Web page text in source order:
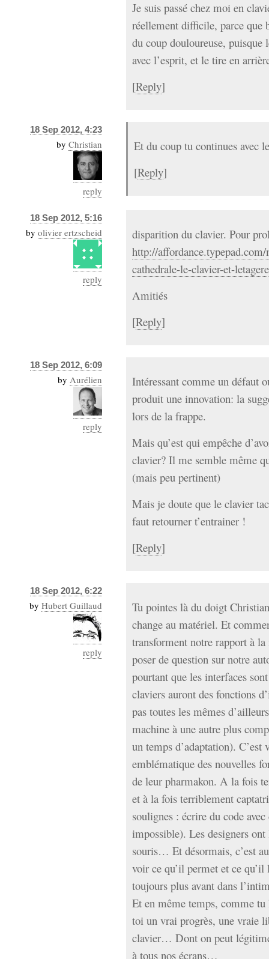
Je suis passé chez moi en
réellement difficile, parce que
du coup douloureuse, puisque
avec l’esprit, et le tire en
[Reply]
18 Sep 2012, 4:23
by Christian
reply
Et du coup tu continues avec
[Reply]
18 Sep 2012, 5:16
by olivier ertzscheid
reply
disparition du clavier. Pour
http://
cathedrale-le-clavier-et-
Amitiés
[Reply]
18 Sep 2012, 6:09
by Aurélien
reply
Intéressant comme un défaut
produit une innovation: la
lors de la frappe.
Mais qu’est qui empêche
clavier? Il me semble même
(mais peu pertinent)
Mais je doute que le clavier
faut retourner t’entrainer !
[Reply]
18 Sep 2012, 6:22
by Hubert Guillaud
reply
Tu pointes là du doigt
change au matériel. Et
transforment notre rapport à
poser de question sur notre
pourtant que les interfaces
claviers auront des fonctions
pas toutes les mêmes
machine à une autre plus
un temps d’adaptation). C’est
emblématique des nouvelles
de leur pharmakon. A la fois
et à la fois terriblement
soulignes : écrire du code
impossible). Les designers
souris… Et désormais, c’est
voir ce qu’il permet et ce
toujours plus avant dans
Et en même temps, comme
toi un vrai progrès, une vraie
clavier… Dont on peut
à tous nos écrans…